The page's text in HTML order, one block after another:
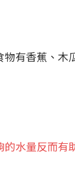
物有香蕉、
的水量反而有